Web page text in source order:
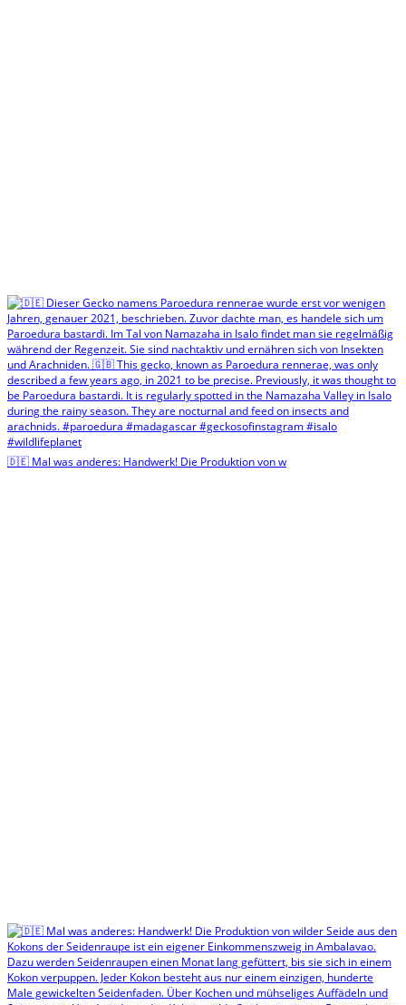
🇩🇪 Mal was anderes: Handwerk! Die Produktion von w